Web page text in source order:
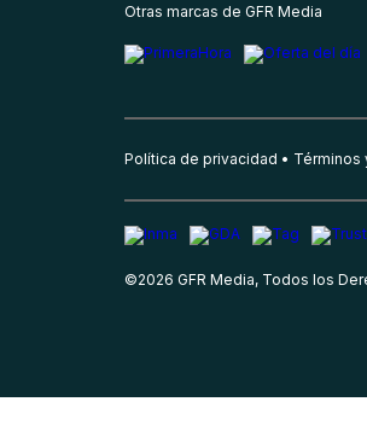
Otras marcas de GFR Media
Política de privacidad Términos
©2026 GFR Media, Todos los